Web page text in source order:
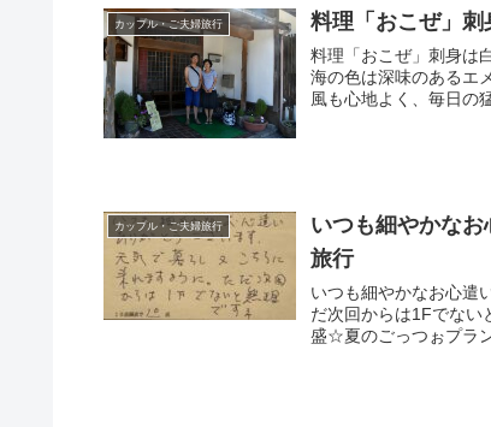
カップル・ご夫婦旅行 料理「おこぜ」
料理「おこぜ」刺身は
海の色は深味のあるエ
風も心地よく、毎日の
カップル・ご夫婦旅行
いつも細やかな
旅行
いつも細やかなお心遣
だ次回からは1Fでな
盛☆夏のごっつぉプラ